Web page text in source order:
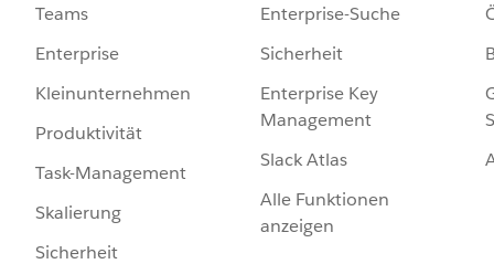
Teams
Enterprise
Kleinunternehmen
Produktivität
Task-Management
Skalierung
Sicherheit
Enterprise-Suche
Sicherheit
Enterprise Key
Management
Slack Atlas
Alle Funktionen
anzeigen